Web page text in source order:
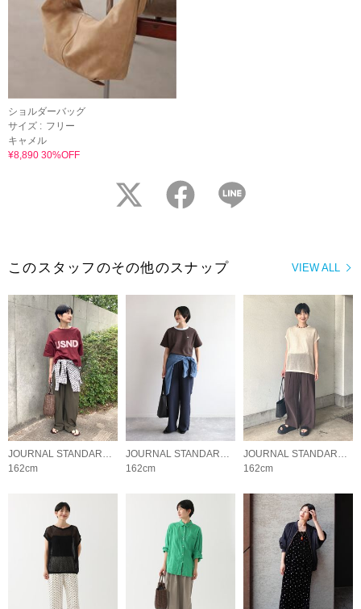
ショルダーバッグ
サイズ : フリー
キャメル
¥8,890 30%OFF
twitter facebook
VIEW ALL
このスタッフのその他のスナップ
JOURNAL STANDARD relume LADYS
162cm
JOURNAL STANDARD relume LADYS
162cm
JOURNAL STANDARD relume LADYS
162cm